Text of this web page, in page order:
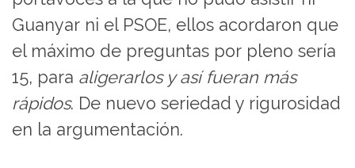
Guanyar ni el PSOE, ellos acordaron que
el máximo de preguntas por pleno sería
15, para aligerarlos y así fueran más
rápidos. De nuevo seriedad y rigurosidad
en la argumentación.